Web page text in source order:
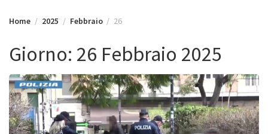
Home 2025 Febbraio 26
Giorno: 26 Febbraio 2025